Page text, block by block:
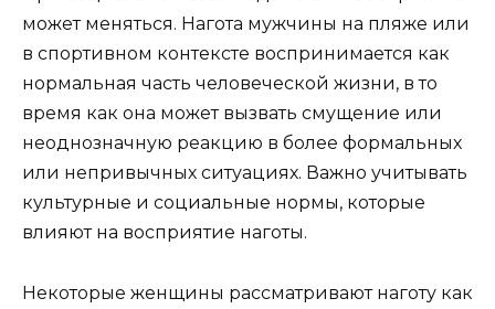
может меняться. Нагота мужчины на пляже или
в спортивном контексте воспринимается как
нормальная часть человеческой жизни, в то
время как она может вызвать смущение или
неоднозначную реакцию в более формальных
или непривычных ситуациях. Важно учитывать
культурные и социальные нормы, которые
влияют на восприятие наготы.
Некоторые женщины рассматривают наготу как